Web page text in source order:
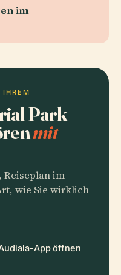
im
Park
mit
Reiseplan im
wie Sie wirklich
App öffnen